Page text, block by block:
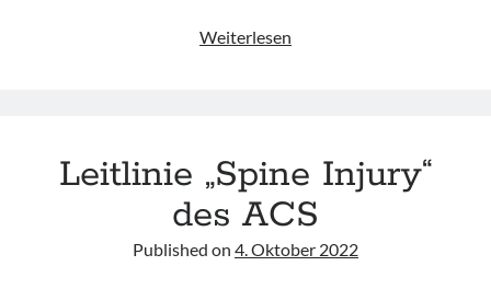
Weiterlesen
trauma
patients“
der
DASEM
Leitlinie „Spine Injury“
des ACS
Published on 4. Oktober 2022